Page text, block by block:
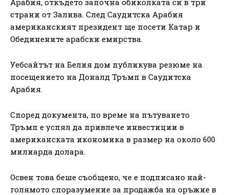
страни от Залива. След Саудитска Арабия
американският президент ще посети Катар и
Обединените арабски емирства.
Уебсайтът на Белия дом публикува резюме на
посещението на Доналд Тръмп в Саудитска
Арабия.
Според документа, по време на пътуването
Тръмп е успял да привлече инвестиции в
американската икономика в размер на около 600
милиарда долара.
Освен това беше съобщено, че е подписано най-
голямото споразумение за продажба на оръжие в